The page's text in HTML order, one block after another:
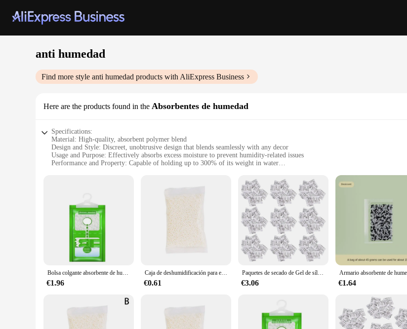
anti humedad
Find more style anti humedad products with AliExpress Business
Here are the products found in the Absorbentes de humedad
Specifications:
Material: High-quality, absorbent polymer blend
Design and Style: Discreet, unobtrusive design that blends seamlessly with any decor
Usage and Purpose: Effectively absorbs excess moisture to prevent humidity-related issues
Performance and Property: Capable of holding up to 300% of its weight in water
Applicable People: Ideal for homeowners, businesses, and wholesale vendors
**Efficient Moisture Control**
The anti humedad Absorbentes de humedad are a game-changer in the battle against excess moisture. Crafted from a
retain moisture, preventing condensation and humidity-related issues such as mold and mildew growth. With a remarkable
designed to tackle even the most severe humidity problems.
**Versatile and Convenient**
Whether you're looking to safeguard your home, office, or commercial space, these anti humedad products are the perfect
making them an unobtrusive addition to any room. The sets are available in various sizes, allowing you to tailor your
homeowner, a business owner, or a wholesale vendor, these absorbent sets are designed to meet the demands of a wide range
**Reliable and Long-Lasting**
reliable moisture control for extended periods. Their durability and effectiveness make them an excellent investment for
you're looking to protect your belongings, ensure the longevity of your furniture, or simply enjoy a more comfortable living
Bolsa colgante absorbente de humedad para el hogar, dormitorio, armario, bolsa de secado de moho, deshumidificador, paquetes de humedad, 6/3/1 Uds.
€1.96
Caja de deshumidificación para el hogar, absorbente de humedad, desecante, armario, armario, deshumidificador de agua colgante
€0.61
Paquetes de secado de Gel de sílice desecante, agente higroscópico absorbente de humedad, bolsas de polvo eficiente, antihumedad, 100 piezas
€3.06 €1.64